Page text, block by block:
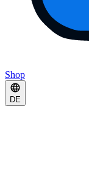
Shop
DE